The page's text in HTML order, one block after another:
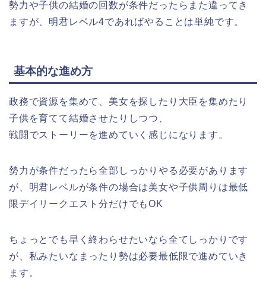
勢力や子供の結婚の回数が条件だったらまた違ってき
ますが、明君レベル4であればやることは単純です。
基本的な進め方
政務で資源を集めて、美女を探したり大臣を集めたり
子供を育てて結婚させたりしつつ、
戦闘でストーリーを進めていく感じになります。
勢力が条件だったら全部しっかりやる必要があります
が、明君レベルが条件の場合は美女や子供周りは最低
限デイリークエスト分だけでもOK
ちょっとでも早く終わらせたいなら全てしっかりです
が、私みたいなまったり勢は必要最低限で進めていき
ます。